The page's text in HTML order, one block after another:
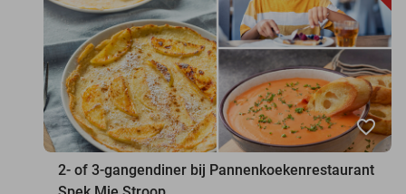
favorite_border
2- of 3-gangendiner bij Pannenkoekenrestaurant